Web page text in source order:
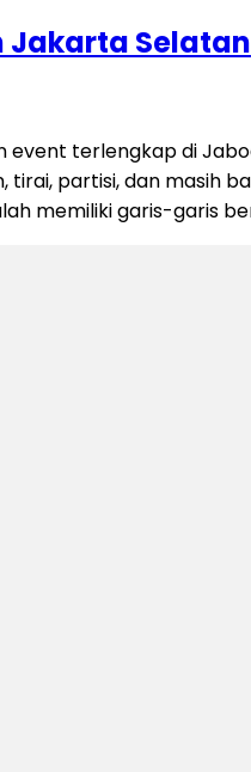
Jakarta Selatan
terlengkap di
tirai, partisi, dan
memiliki garis-garis